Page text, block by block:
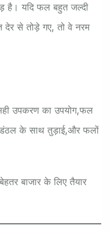
है। यदि फल बहुत जल्दी
देर से तोड़े गए, तो वे नरम
उपकरण का उपयोग,फल
के साथ तुड़ाई,और फलों
बाजार के लिए तैयार